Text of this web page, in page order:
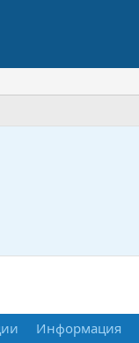
Информация